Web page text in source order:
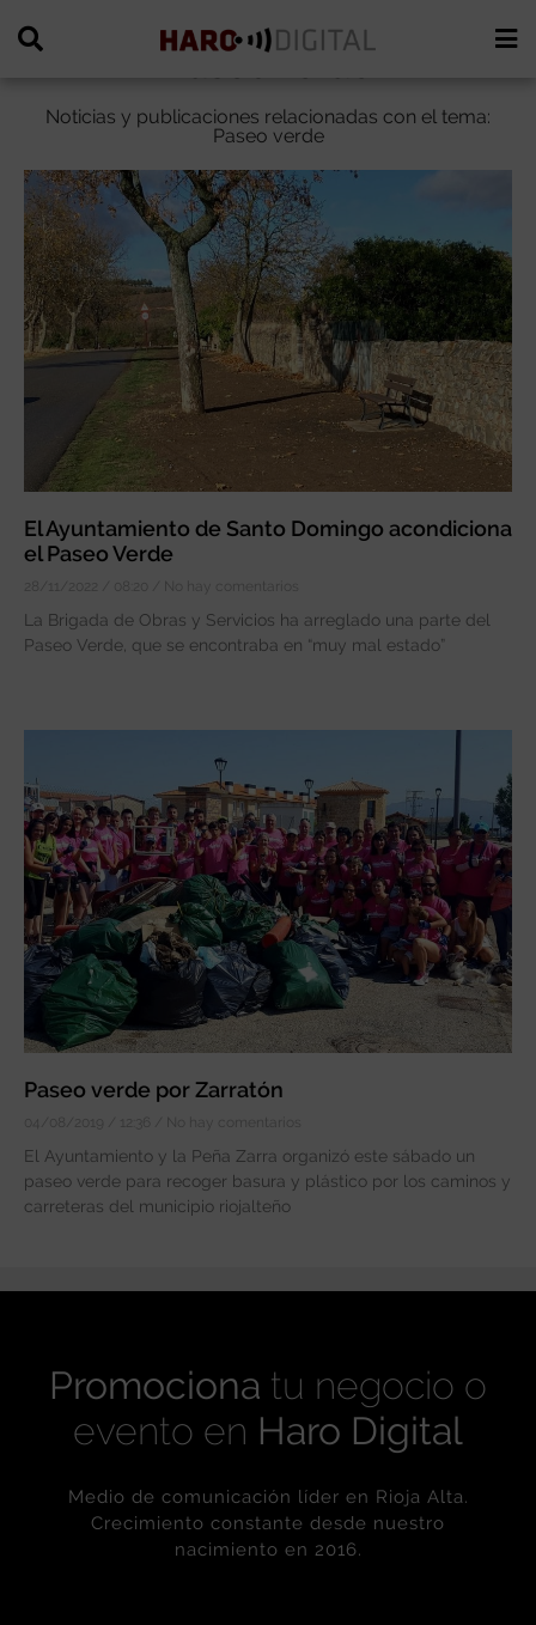
Paseo verde
Noticias y publicaciones relacionadas con el tema:
Paseo verde
El Ayuntamiento de Santo Domingo acondiciona
el Paseo Verde
No hay comentarios
La Brigada de Obras y Servicios ha arreglado una parte del
Paseo Verde, que se encontraba en “muy mal estado”
Paseo verde por Zarratón
No hay comentarios
El Ayuntamiento y la Peña Zarra organizó este sábado un
paseo verde para recoger basura y plástico por los caminos y
carreteras del municipio riojalteño
Promociona tu negocio o
evento en Haro Digital
Medio de comunicación líder en Rioja Alta.
Crecimiento constante desde nuestro
nacimiento en 2016.